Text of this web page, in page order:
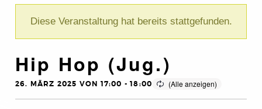
Diese Veranstaltung hat bereits stattgefunden.
Hip Hop (Jug.)
26. MÄRZ 2025 VON 17:00 -18:00